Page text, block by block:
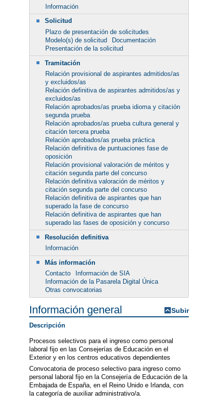
Información
Solicitud
Plazo de presentación de solicitudes
Modelo(s) de solicitud
Documentación
Presentación de la solicitud
Tramitación
Relación provisional de aspirantes admitidos/as
y excluidos/as
Relación definitiva de aspirantes admitidos/as y
excluidos/as
Relación aprobados/as prueba idioma y citación
segunda prueba
Relación aprobados/as prueba cultura general y
citación tercera prueba
Relación aprobados/as prueba práctica
Relación definitiva de puntuaciones fase de
oposición
Relación provisional valoración de méritos y
citación segunda parte del concurso
Relación definitiva valoración de méritos y
citación segunda parte del concurso
Relación definitiva de aspirantes que han
superado la fase de concurso
Relación definitiva de aspirantes que han
superado las fases de oposición y concurso
Resolución definitiva
Información
Más información
Contacto
Información de SIA
Información de la Pasarela Digital Única
Otras convocatorias
Información general Subir
Descripción
Procesos selectivos para el ingreso como personal
laboral fijo en las Consejerías de Educación en el
Exterior y en los centros educativos dependientes
Convocatoria de proceso selectivo para ingreso como
personal laboral fijo en la Consejería de Educación de la
Embajada de España, en el Reino Unido e Irlanda, con
la categoría de auxiliar administrativo/a.